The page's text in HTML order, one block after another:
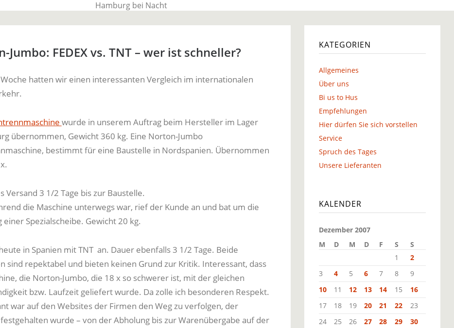
BauTime Blog
Über uns, über Produkte und unseren Alltag
Jumbo: FEDEX vs. TNT – wer ist schneller?
hatten wir einen interessanten Vergleich im internationalen
wurde in unserem Auftrag beim Hersteller im Lager
übernommen, Gewicht 360 kg. Eine Norton-Jumbo
bestimmt für eine Baustelle in Nordspanien. Übernommen
Versand 3 1/2 Tage bis zur Baustelle.
die Maschine unterwegs war, rief der Kunde an und bat um die
einer Spezialscheibe. Gewicht 20 kg.
in Spanien mit TNT an. Dauer ebenfalls 3 1/2 Tage. Beide
sind repektabel und bieten keinen Grund zur Kritik. Interessant, dass
die Norton-Jumbo, die 18 x so schwerer ist, mit der gleichen
bzw. Laufzeit geliefert wurde. Da zolle ich besonderen Respekt.
war auf den Websites der Firmen den Weg zu verfolgen, der
wurde – von der Abholung bis zur Warenübergabe auf der
KATEGORIEN
Allgemeines
Über uns
Bi us to Hus
Empfehlungen
Hier dürfen Sie sich vorstellen
Service
Spruch des Tages
Unsere Lieferanten
KALENDER
Dezember 2007
M
D M D F S
S
1
2
3
4 5 6 7 8
9
10
11 12 13 14 15
16
17
18 19 20 21 22
23
24
25 26 27 28 29
30